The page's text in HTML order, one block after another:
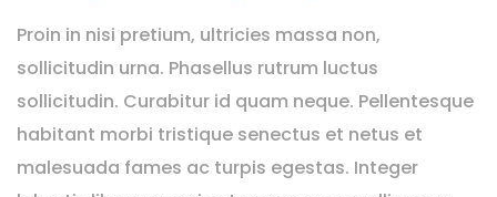
Proin in nisi pretium, ultricies massa non,
sollicitudin urna. Phasellus rutrum luctus
sollicitudin. Curabitur id quam neque. Pellentesque
habitant morbi tristique senectus et netus et
malesuada fames ac turpis egestas. Integer